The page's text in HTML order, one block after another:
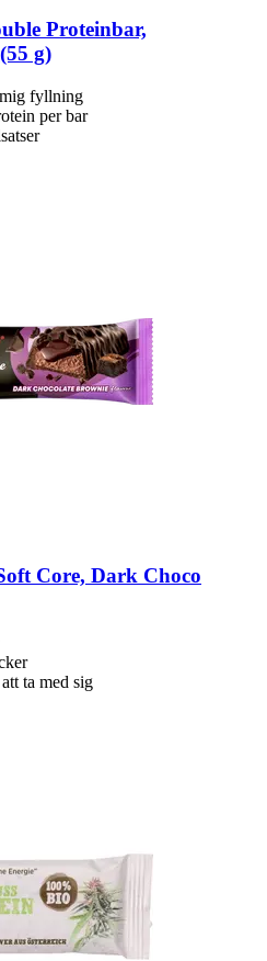
Proteinbar,
g)
fyllning
per bar
Core, Dark Choco
ta med sig